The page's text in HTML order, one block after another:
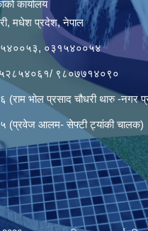
कार्यालय
मधेश प्रदेश, नेपाल
०३१५४००५४
९८०७७१४०९०
भोल प्रसाद चौधरी थारु -नगर
(प्रवेज आलम- सेफ्टी ट्यांकी चालक)